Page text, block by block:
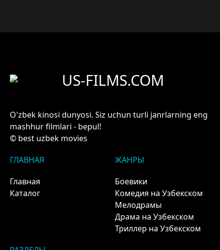
US-FILMS.COM
O'zbek kinosi dunyosi. Siz uchun turli janrlarning eng
mashhur filmlari - bepul!
© best uzbek movies
ГЛАВНАЯ
Главная
Каталог
ЖАНРЫ
Боевики
Комедия на Узбекском
Мелодрамы
Драма на Узбекском
Триллер на Узбекском